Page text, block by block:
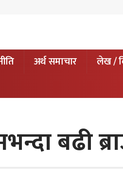
अर्थ समाचार लेख /
बढी